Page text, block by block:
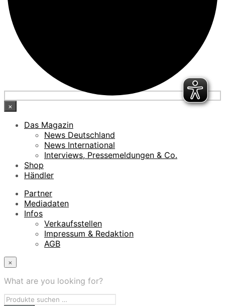
×
Das Magazin
News Deutschland
News International
Interviews, Pressemeldungen & Co.
Shop
Händler
Partner
Mediadaten
Infos
Verkaufsstellen
Impressum & Redaktion
AGB
×
What are you looking for?